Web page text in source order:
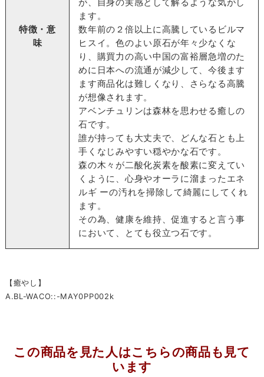
特徴・意
味
ます。
数年前の２倍以上に高騰しているビルマ
ヒスイ。色のよい原石が年々少なくな
り、購買力の高い中国の富裕層急増のた
めに日本への流通が減少して、今後ます
ます商品化は難しくなり、さらなる高騰
が想像されます。
アベンチュリンは森林を思わせる癒しの
石です。
誰が持っても大丈夫で、どんな石とも上
手くなじみやすい穏やかな石です。
森の木々が二酸化炭素を酸素に変えてい
くように、心身やオーラに溜まったエネ
ルギ ーの汚れを掃除して綺麗にしてくれ
ます。
その為、健康を維持、促進すると言う事
において、とても役立つ石です。
【癒やし】
A.BL-WACO::-MAY0PP002k
この商品を見た人はこちらの商品も見て
います